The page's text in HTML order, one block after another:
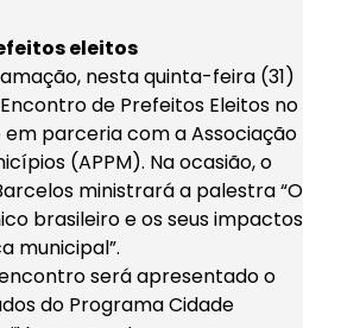
eleitos
nesta quinta-feira (31)
de Prefeitos Eleitos no
em parceria com a Associação
(APPM). Na ocasião, o
ministrará a palestra “O
brasileiro e os seus impactos
municipal”.
será apresentado o
do Programa Cidade